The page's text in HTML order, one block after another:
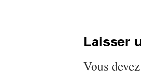
Laisser
Vous devez